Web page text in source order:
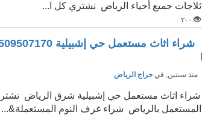
ثلاجات جميع أحياء الرياض نشتري كل ا...
٢٠٠
شراء اثاث مستعمل حي إشبيلية 0509507170
منذ سنتين, فيحراج الرياض
شراء اثاث مستعمل حي إشبيلية شرق الرياض نشتري
المستعمل بالرياض شراء غرف النوم المستعملة&...